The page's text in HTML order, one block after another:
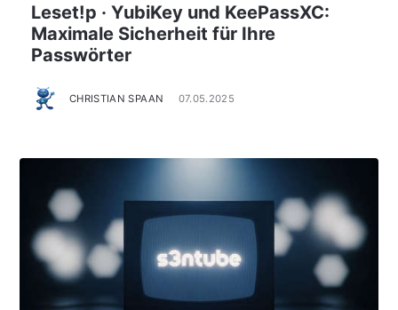
Leset!p · YubiKey und KeePassXC:
Maximale Sicherheit für Ihre
Passwörter
CHRISTIAN SPAAN 07.05.2025